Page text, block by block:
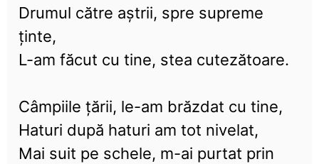
Drumul către aștrii, spre supreme
ținte,
L-am făcut cu tine, stea cutezătoare.
Câmpiile țării, le-am brăzdat cu tine,
Haturi după haturi am tot nivelat,
Mai suit pe schele, m-ai purtat prin